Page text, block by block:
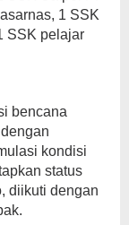
1 SSK
SSK pelajar
bencana
kondisi
status
diikuti dengan